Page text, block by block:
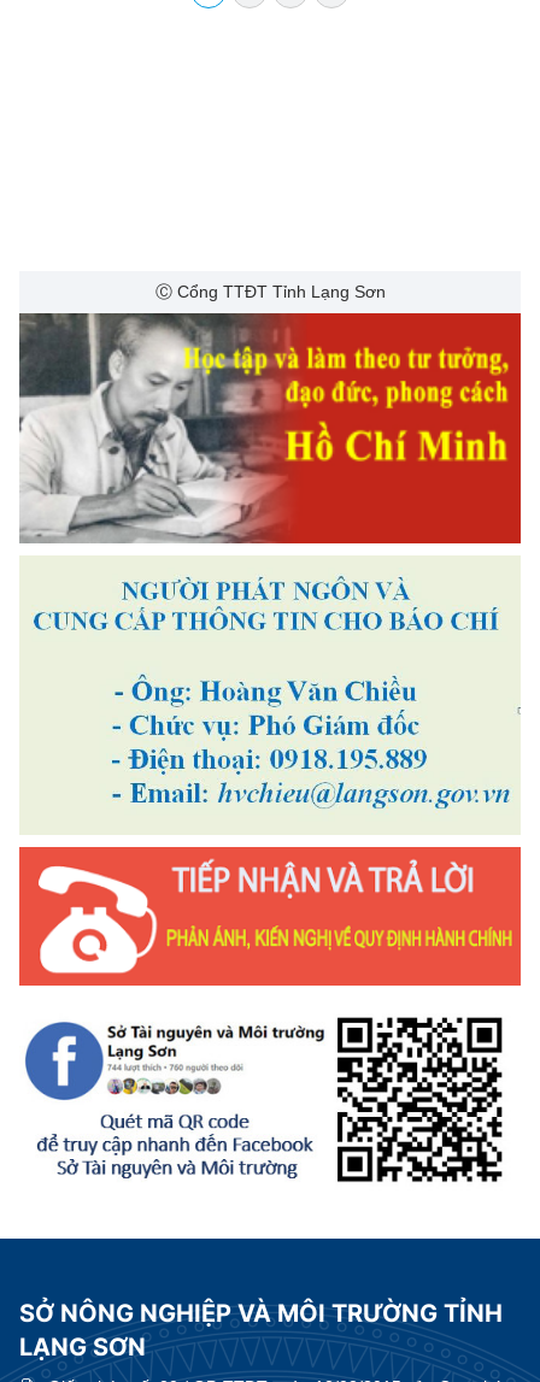
Ⓒ Cổng TTĐT Tỉnh Lạng Sơn
SỞ NÔNG NGHIỆP VÀ MÔI TRƯỜNG TỈNH
LẠNG SƠN